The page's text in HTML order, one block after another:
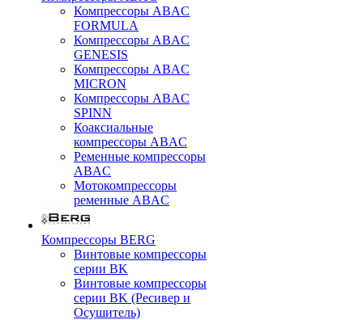
Компрессоры ABAC
FORMULA
Компрессоры ABAC
GENESIS
Компрессоры ABAC
MICRON
Компрессоры ABAC
SPINN
Коаксиальные
компрессоры ABAC
Ременные компрессоры
ABAC
Мотокомпрессоры
ременные ABAC
Компрессоры BERG
Винтовые компрессоры
серии BK
Винтовые компрессоры
серии BK (Ресивер и
Осушитель)